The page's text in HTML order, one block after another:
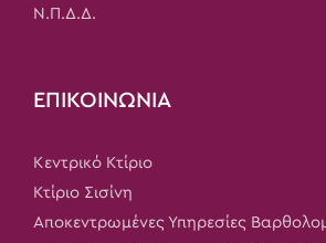
Ν.Π.Δ.Δ.
ΕΠΙΚΟΙΝΩΝΙΑ
Κεντρικό Κτίριο
Κτίριο Σισίνη
Αποκεντρωμένες Υπηρεσίες